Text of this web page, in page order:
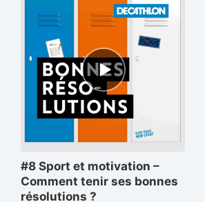
Episode
play
icon
#8 Sport et motivation –
Comment tenir ses bonnes
résolutions ?